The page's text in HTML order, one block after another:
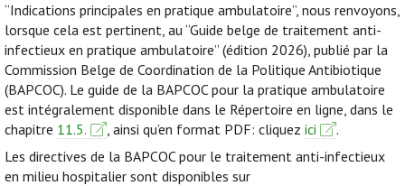
“Indications principales en pratique ambulatoire”, nous renvoyons,
lorsque cela est pertinent, au “Guide belge de traitement anti-
infectieux en pratique ambulatoire” (édition 2026), publié par la
Commission Belge de Coordination de la Politique Antibiotique
(BAPCOC). Le guide de la BAPCOC pour la pratique ambulatoire
est intégralement disponible dans le Répertoire en ligne, dans le
chapitre 11.5. , ainsi qu’en format PDF: cliquez ici
.
Les directives de la BAPCOC pour le traitement anti-infectieux
en milieu hospitalier sont disponibles sur